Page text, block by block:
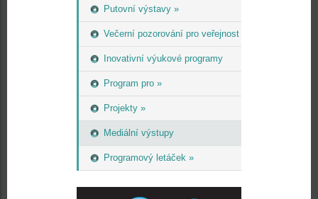
Putovní výstavy »
Večerní pozorování pro veřejnost
Inovativní výukové programy
Program pro »
Projekty »
Mediální výstupy
Programový letáček »